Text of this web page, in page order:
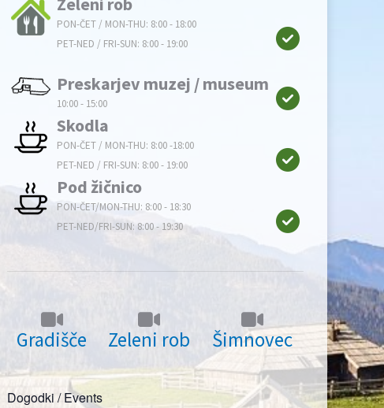
PON-ČET / MON-THU: 8:00 - 18:00
PET-NED / FRI-SUN: 8:00 - 19:00
Preskarjev muzej / museum
10:00 - 15:00
Skodla
PON-ČET / MON-THU: 8:00 -18:00
PET-NED / FRI-SUN: 8:00 - 19:00
Pod žičnico
PON-ČET/MON-THU: 8:00 - 18:30
PET-NED/FRI-SUN: 8:00 - 19:30
Gradišče Zeleni rob Šimnovec
Dogodki / Events